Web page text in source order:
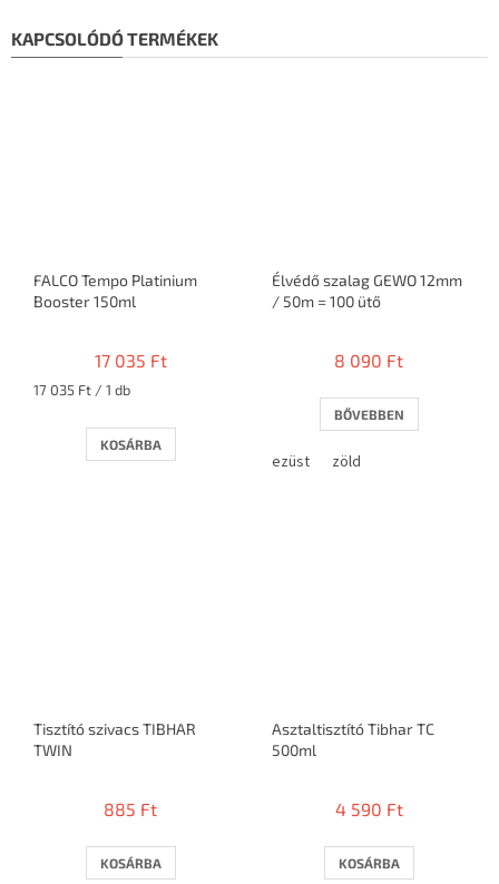
KAPCSOLÓDÓ TERMÉKEK
FALCO Tempo Platinium
Booster 150ml
17 035 Ft
Egységár:
17 035 Ft / 1 db
KOSÁRBA
Élvédő szalag GEWO 12mm
/ 50m = 100 ütő
8 090 Ft
BŐVEBBEN
ezüst zöld
Tisztító szivacs TIBHAR
TWIN
885 Ft
KOSÁRBA
Asztaltisztító Tibhar TC
500ml
4 590 Ft
KOSÁRBA